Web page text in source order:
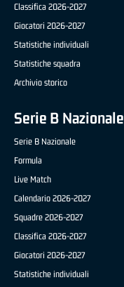
Classifica 2026-2027
Giocatori 2026-2027
Statistiche individuali
Statistiche squadra
Archivio storico
Serie B Nazionale
Serie B Nazionale
Formula
Live Match
Calendario 2026-2027
Squadre 2026-2027
Classifica 2026-2027
Giocatori 2026-2027
Statistiche individuali